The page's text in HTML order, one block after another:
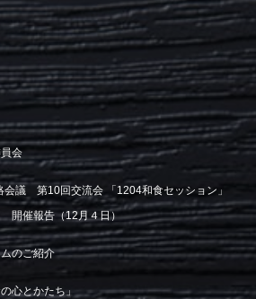
会
議 第10回交流会 「1204和食セッション」
開催報告（12月４日）
のご紹介
心とかたち」